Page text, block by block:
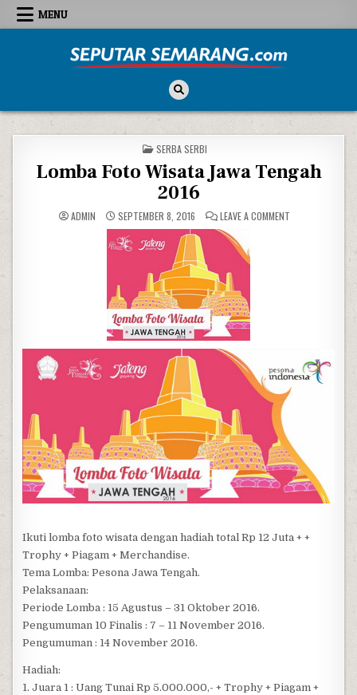
Skip to content
MENU
POSTED IN
SERBA SERBI
Lomba Foto Wisata Jawa Tengah
2016
ADMIN SEPTEMBER 8, 2016 LEAVE A COMMENT
Ikuti lomba foto wisata dengan hadiah total Rp 12 Juta + +
Trophy + Piagam + Merchandise.
Tema Lomba: Pesona Jawa Tengah.
Pelaksanaan:
Periode Lomba : 15 Agustus – 31 Oktober 2016.
Pengumuman 10 Finalis : 7 – 11 November 2016.
Pengumuman : 14 November 2016.
Hadiah:
1. Juara 1 : Uang Tunai Rp 5.000.000,- + Trophy + Piagam +